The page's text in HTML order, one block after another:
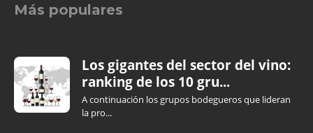
Más populares
Los gigantes del sector del vino:
ranking de los 10 gru...
A continuación los grupos bodegueros que lideran
la pro...